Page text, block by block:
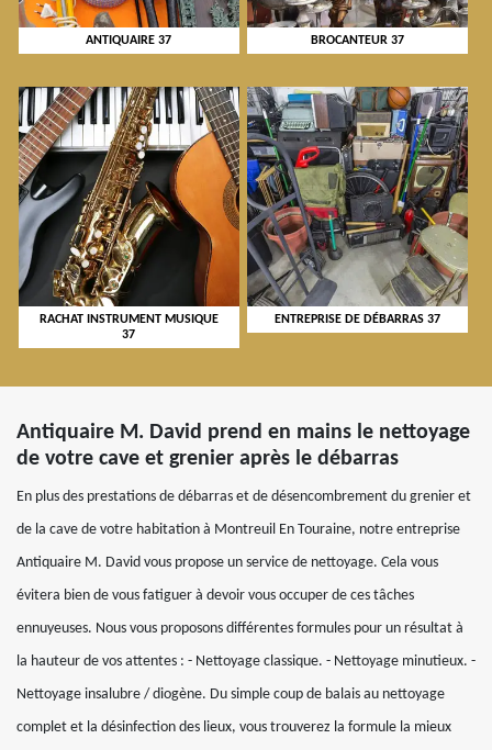
ANTIQUAIRE 37 BROCANTEUR 37
RACHAT INSTRUMENT MUSIQUE
37
ENTREPRISE DE DÉBARRAS 37
Antiquaire M. David prend en mains le nettoyage
de votre cave et grenier après le débarras
En plus des prestations de débarras et de désencombrement du grenier et
de la cave de votre habitation à Montreuil En Touraine, notre entreprise
Antiquaire M. David vous propose un service de nettoyage. Cela vous
évitera bien de vous fatiguer à devoir vous occuper de ces tâches
ennuyeuses. Nous vous proposons différentes formules pour un résultat à
la hauteur de vos attentes : - Nettoyage classique. - Nettoyage minutieux. -
Nettoyage insalubre / diogène. Du simple coup de balais au nettoyage
complet et la désinfection des lieux, vous trouverez la formule la mieux